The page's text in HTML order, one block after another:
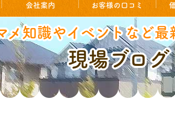
会社案内 お客様の口コミ
メ知識やイベントなど最
現場ブログ